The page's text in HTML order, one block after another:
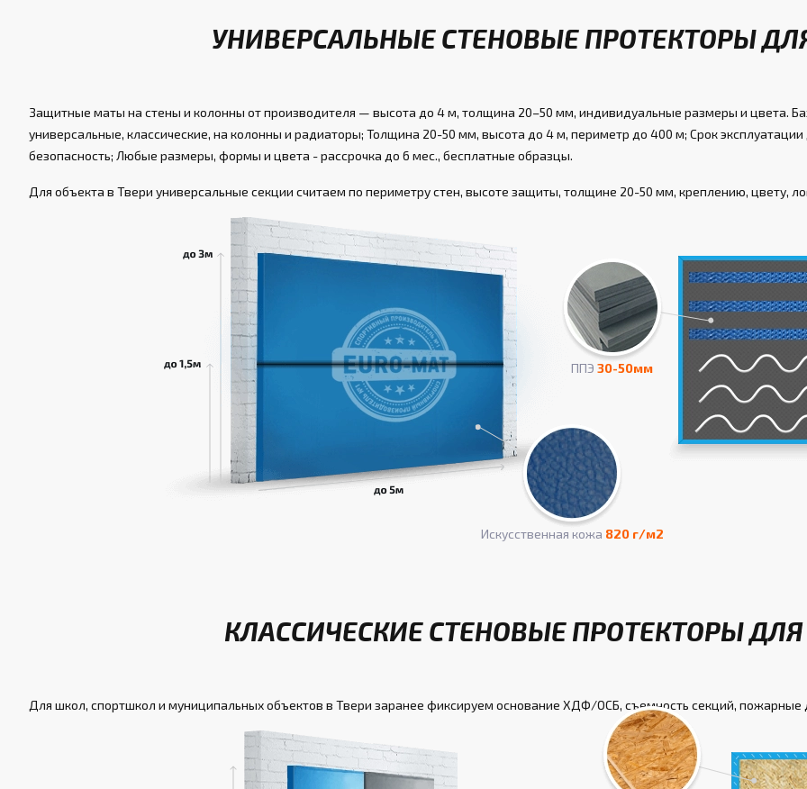
УНИВЕРСАЛЬНЫЕ СТЕНОВЫЕ ПРОТЕКТОРЫ
Защитные маты на стены и колонны от производителя — высота до 4 м, толщина 20–50 мм, индивидуальные размеры и цвета.
универсальные, классические, на колонны и радиаторы; Толщина 20-50 мм, высота до 4 м, периметр до 400 м; Срок
безопасность; Любые размеры, формы и цвета - рассрочка до 6 мес., бесплатные образцы.
Для объекта в Твери универсальные секции считаем по периметру стен, высоте защиты, толщине 20-50 мм, креплению, цвету,
Искусcтвенная кожа 820 г/м2
ППЭ 30-50мм
КЛАССИЧЕСКИЕ СТЕНОВЫЕ ПРОТЕКТОРЫ ДЛЯ
Для школ, спортшкол и муниципальных объектов в Твери заранее фиксируем основание ХДФ/ОСБ, съемность секций, пожарные